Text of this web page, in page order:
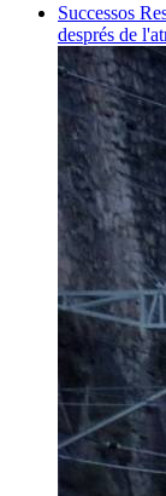
Successos
després de